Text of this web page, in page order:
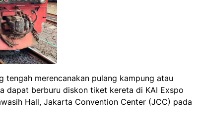
tengah merencanakan pulang kampung atau
dapat berburu diskon tiket kereta di KAI Exspo
Hall, Jakarta Convention Center (JCC) pada